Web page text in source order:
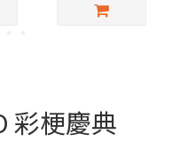
彩梗慶典